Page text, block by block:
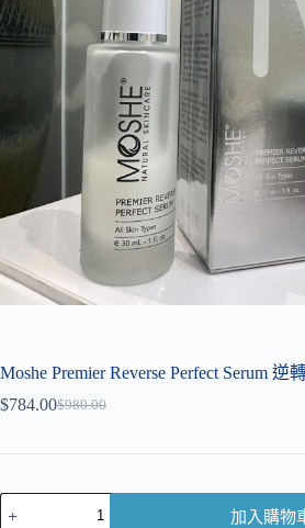
Moshe Premier Reverse Perfect Serum 逆
$980.00
$784.00
加入購物